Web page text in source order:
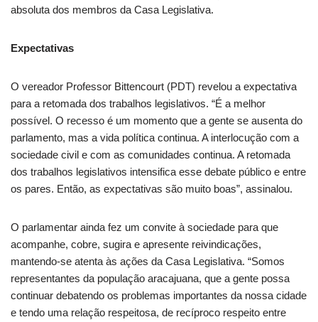
absoluta dos membros da Casa Legislativa.
Expectativas
O vereador Professor Bittencourt (PDT) revelou a expectativa
para a retomada dos trabalhos legislativos. “É a melhor
possível. O recesso é um momento que a gente se ausenta do
parlamento, mas a vida política continua. A interlocução com a
sociedade civil e com as comunidades continua. A retomada
dos trabalhos legislativos intensifica esse debate público e entre
os pares. Então, as expectativas são muito boas”, assinalou.
O parlamentar ainda fez um convite à sociedade para que
acompanhe, cobre, sugira e apresente reivindicações,
mantendo-se atenta às ações da Casa Legislativa. “Somos
representantes da população aracajuana, que a gente possa
continuar debatendo os problemas importantes da nossa cidade
e tendo uma relação respeitosa, de recíproco respeito entre